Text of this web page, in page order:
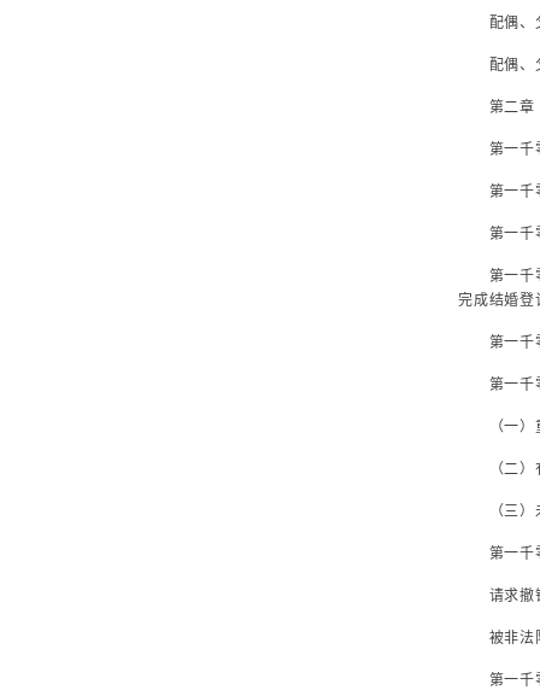
配偶、父
配偶、父
第二章
第一千零
第一千零
第一千零
第一千零
完成结婚登
第一千零
第一千零
（一）
（二）有
（三）
第一千零
请求撤销
被非法限
第一千零